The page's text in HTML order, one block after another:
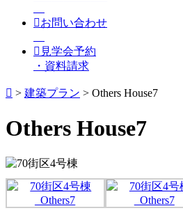
お問い合わせ
見学会予約
・資料請求
> 建築プラン > Others House7
Others House7